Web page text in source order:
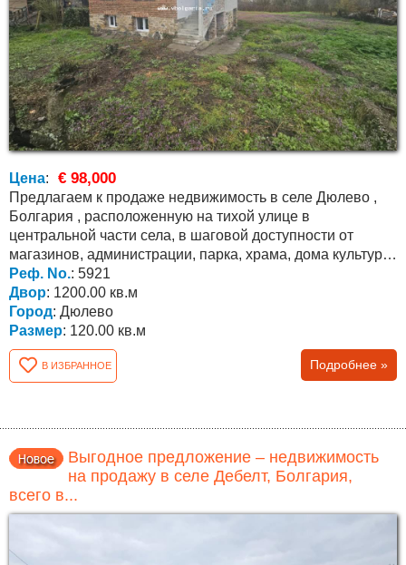
Цена: € 98,000
Предлагаем к продаже недвижимость в селе Дюлево ,
Болгария , расположенную на тихой улице в
центральной части села, в шаговой доступности от
магазинов, администрации, парка, храма, дома культуры
и кафе. До...
Реф. No.: 5921
Двор: 1200.00 кв.м
Город: Дюлево
Размер: 120.00 кв.м
В ИЗБРАННОЕ Подробнее »
Выгодное предложение – недвижимость
на продажу в селе Дебелт, Болгария,
всего в...